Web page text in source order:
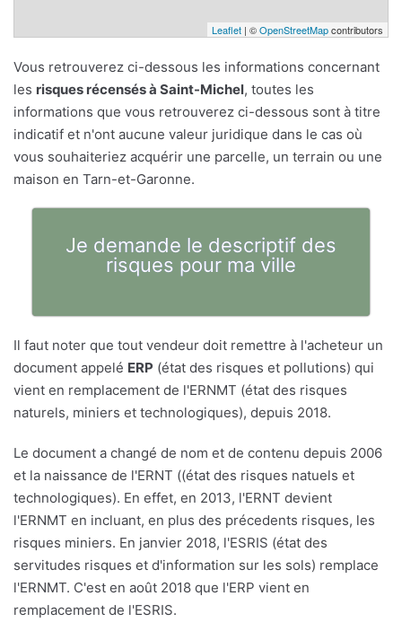
Leaflet | ©OpenStreetMapcontributors
Vous retrouverez ci-dessous les informations concernant
les risques récensés à Saint-Michel, toutes les
informations que vous retrouverez ci-dessous sont à titre
indicatif et n'ont aucune valeur juridique dans le cas où
vous souhaiteriez acquérir une parcelle, un terrain ou une
maison en Tarn-et-Garonne.
Je demande le descriptif des
risques pour ma ville
Il faut noter que tout vendeur doit remettre à l'acheteur un
document appelé ERP (état des risques et pollutions) qui
vient en remplacement de l'ERNMT (état des risques
naturels, miniers et technologiques), depuis 2018.
Le document a changé de nom et de contenu depuis 2006
et la naissance de l'ERNT ((état des risques natuels et
technologiques). En effet, en 2013, l'ERNT devient
l'ERNMT en incluant, en plus des précedents risques, les
risques miniers. En janvier 2018, l'ESRIS (état des
servitudes risques et d'information sur les sols) remplace
l'ERNMT. C'est en août 2018 que l'ERP vient en
remplacement de l'ESRIS.